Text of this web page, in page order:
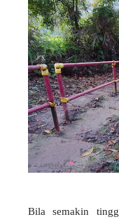
Bila semakin